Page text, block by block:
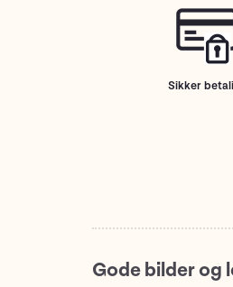
Sikker
Gode bilder og